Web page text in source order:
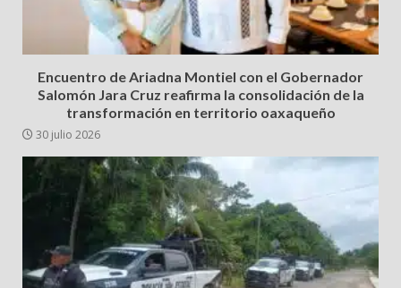
Encuentro de Ariadna Montiel con el Gobernador
Salomón Jara Cruz reafirma la consolidación de la
transformación en territorio oaxaqueño
30 julio 2026